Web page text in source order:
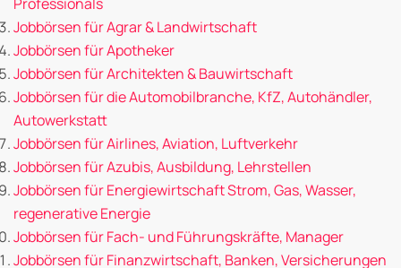
Jobbörsen für Agrar & Landwirtschaft
Jobbörsen für Apotheker
Jobbörsen für Architekten & Bauwirtschaft
Jobbörsen für die Automobilbranche, KfZ, Autohändler,
Autowerkstatt
Jobbörsen für Airlines, Aviation, Luftverkehr
Jobbörsen für Azubis, Ausbildung, Lehrstellen
Jobbörsen für Energiewirtschaft Strom, Gas, Wasser,
regenerative Energie
Jobbörsen für Fach- und Führungskräfte, Manager
Jobbörsen für Finanzwirtschaft, Banken, Versicherungen